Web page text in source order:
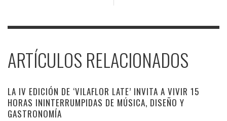
ARTÍCULOS RELACIONADOS
LA IV EDICIÓN DE ‘VILAFLOR LATE’ INVITA A VIVIR 15
HORAS ININTERRUMPIDAS DE MÚSICA, DISEÑO Y
GASTRONOMÍA